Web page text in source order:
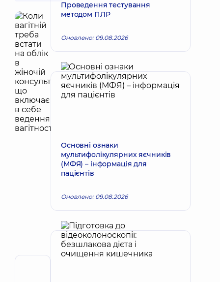
Проведення тестування
методом ПЛР
Оновлено: 09.08.2026
Основні ознаки
мультифолікулярних яєчників
(МФЯ) – інформація для
пацієнтів
Оновлено: 09.08.2026